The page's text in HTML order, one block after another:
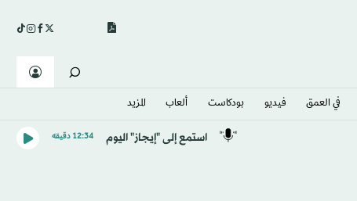
في العمق فيديو بودكاست ألعاب المزيد
استمع إلى "إيجاز" اليوم 12:34 دقيقه